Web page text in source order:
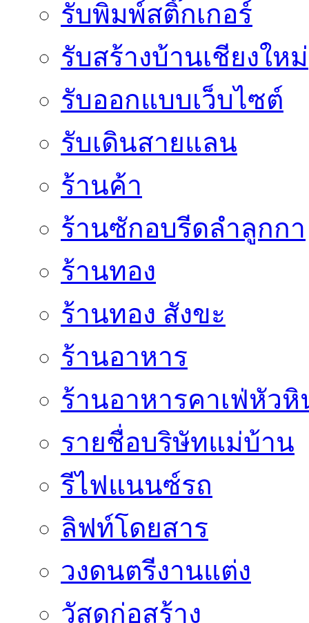
รับพิมพ์สติ๊กเกอร์
รับสร้างบ้านเชียงใหม่
รับออกแบบเว็บไซต์
รับเดินสายแลน
ร้านค้า
ร้านซักอบรีดลำลูกกา
ร้านทอง
ร้านทอง สังขะ
ร้านอาหาร
ร้านอาหารคาเฟ่หัวหิ
รายชื่อบริษัทแม่บ้าน
รีไฟแนนซ์รถ
ลิฟท์โดยสาร
วงดนตรีงานแต่ง
วัสดุก่อสร้าง